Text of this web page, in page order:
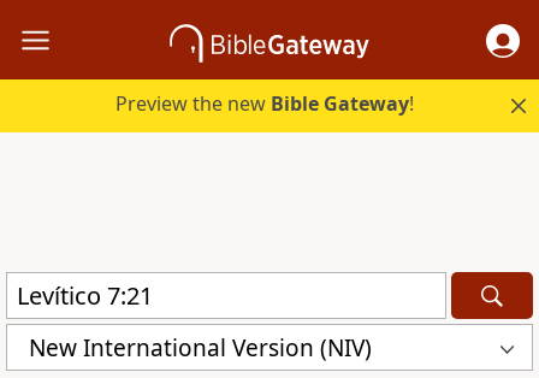
Preview the new Bible Gateway!
New International Version (NIV)